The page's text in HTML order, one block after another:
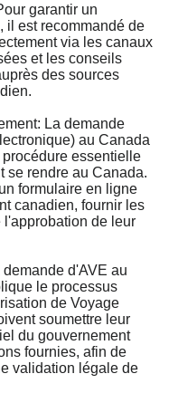
garantir un
il est recommandé de
via les canaux
et les conseils
des sources
La demande
au Canada
essentielle
se rendre au Canada.
formulaire en ligne
canadien, fournir les
l'approbation de leur
d'AVE au
le processus
de Voyage
soumettre leur
du gouvernement
fournies, afin de
validation légale de